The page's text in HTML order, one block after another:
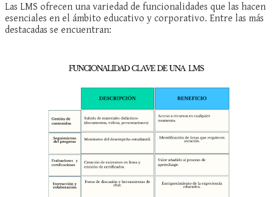
Las LMS ofrecen una variedad de funcionalidades que las hacen
esenciales en el ámbito educativo y corporativo. Entre las más
destacadas se encuentran: